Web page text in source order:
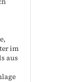
im
aus